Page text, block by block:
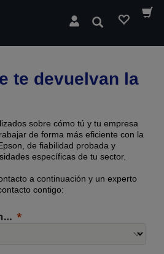
Buscar
te devuelvan la
sobre cómo tú y tu empresa
de forma más eficiente con la
de fiabilidad probada y
específicas de tu sector.
a continuación y un experto
contigo: